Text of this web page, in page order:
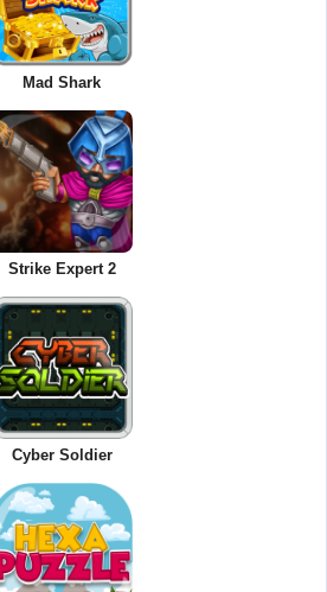
Mad Shark
Strike Expert 2
Cyber Soldier